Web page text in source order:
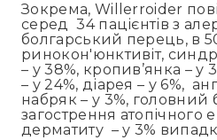
Зокрема, Willerroider
серед 34 пацієнтів з
болгарський перець, в
ринокон'юнктивіт,
– у 38%, кропив’янка – у
– у 24%, діарея – у 6%,
набряк – у 3%, головний
загострення атопічного
дерматиту – у 3%